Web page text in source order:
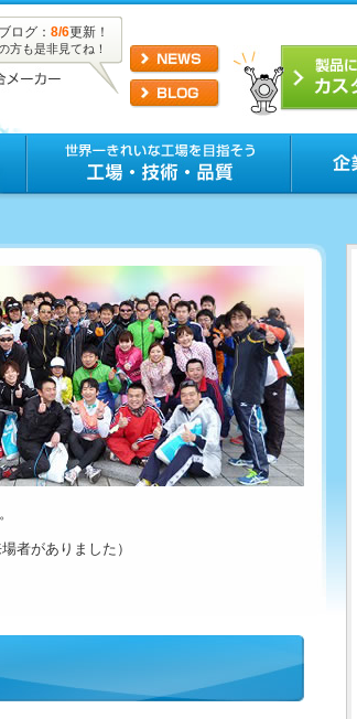
ログ： 8/6更新！
方も是非見てね！
者がありました）